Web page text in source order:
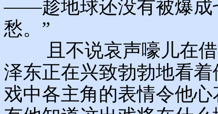
——趁地球还没有被爆成
愁。”
且不说哀声嚎儿在借
泽东正在兴致勃勃地看
戏中各主角的表情令他